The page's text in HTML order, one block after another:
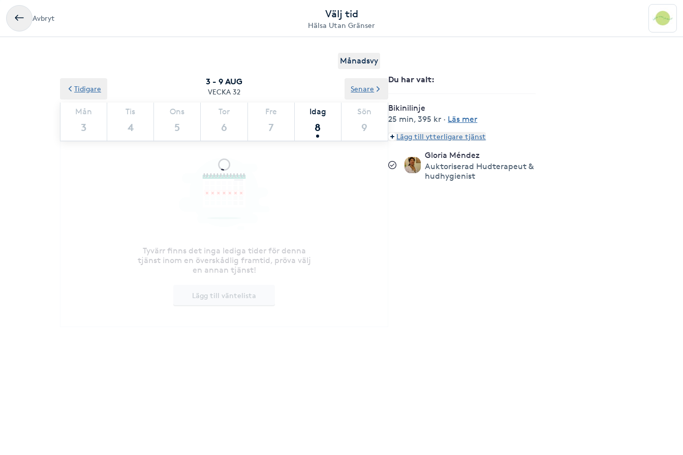
Avbryt Välj tid
Hälsa Utan Gränser
Månadsvy
3 - 9 AUG
VECKA 32
Mån
3
Tis
4
Ons
5
Tor
6
Fre
7
Idag
8
Sön
9
Tidigare Senare
Tyvärr finns det inga lediga tider för denna
tjänst inom en överskådlig framtid, pröva välj
en annan tjänst!
Lägg till väntelista
Du har valt:
Bikinilinje
25 min,395 kr · Läs mer
Lägg till ytterligare tjänst
Gloria Méndez
Auktoriserad Hudterapeut &
hudhygienist